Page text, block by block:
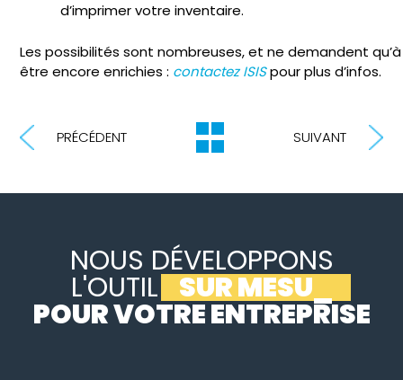
d’imprimer votre inventaire.
Les possibilités sont nombreuses, et ne demandent qu’à
être encore enrichies : contactez ISISpour plus d’infos.
PRÉCÉDENT SUIVANT
NOUS DÉVELOPPONS
L'OUTIL SUR MESURE
POUR VOTRE ENTREPRISE